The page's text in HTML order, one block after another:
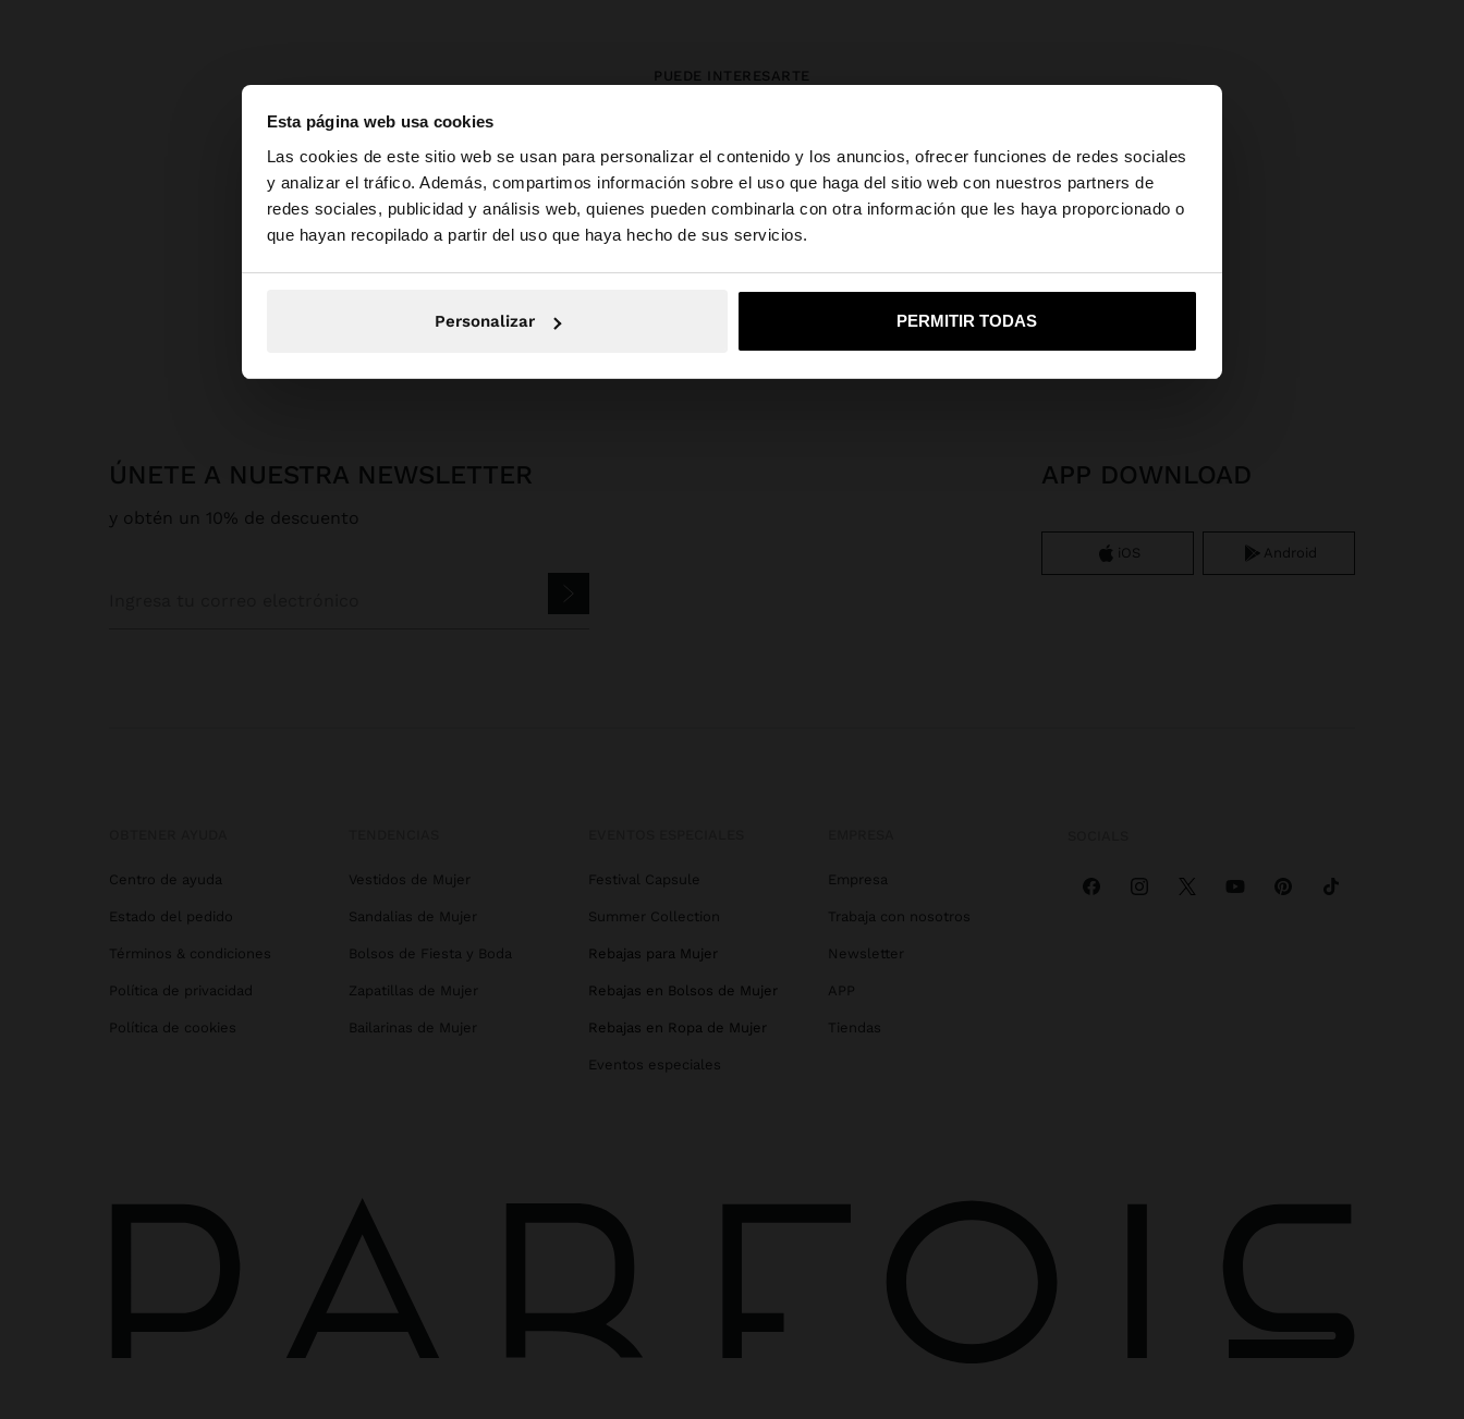
Esta página web usa cookies
Las cookies de este sitio web se usan para personalizar el contenido y los anuncios, ofrecer funciones de redes sociales
y analizar el tráfico. Además, compartimos información sobre el uso que haga del sitio web con nuestros partners de
redes sociales, publicidad y análisis web, quienes pueden combinarla con otra información que les haya proporcionado o
que hayan recopilado a partir del uso que haya hecho de sus servicios.
Personalizar PERMITIR TODAS
hola ×
Estás accediendo a la web de España. ¿Quieres ir a la web de United States?
No, continuar en la web de España Sí, llévame a United States
PUEDE INTERESARTE
Bisutería
Zapatos
Carteras
Relojes
Personalizables Accesorios
ÚNETE A NUESTRA NEWSLETTER
y obtén un 10% de descuento
APP DOWNLOAD
iOS Android
Centro de ayuda
Estado del pedido
Términos & condiciones
Política de privacidad
Política de cookies
Vestidos de Mujer
Sandalias de Mujer
Bolsos de Fiesta y Boda
Zapatillas de Mujer
Bailarinas de Mujer
Festival Capsule
Summer Collection
Rebajas para Mujer
Rebajas en Bolsos de Mujer
Rebajas en Ropa de Mujer
Eventos especiales
Empresa
Trabaja con nosotros
Newsletter
APP
Tiendas